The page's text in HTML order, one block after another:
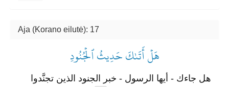
Aja (Korano eilutė): 17
هَلۡ أَتَىٰكَ حَدِيثُ ٱلۡجُنُودِ
هل جاءك - أيها الرسول - خبر الجنود الذين تجنَّدوا